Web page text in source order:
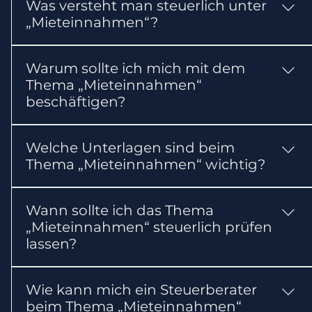
und steuerlichen Folgen prüfen, die benötigten
Unterlagen zusammenstellen und erforderliche
Was versteht man steuerlich unter
„Mieteinnahmen“?
steuerlich zu erklären.
Warum sollte ich mich mit dem
Thema „Mieteinnahmen“
beschäftigen?
oder Ihre Steuerbelastung beeinflussen. Für die
erste Einordnung gilt: Einnahmen aus
Welche Unterlagen sind beim
Thema „Mieteinnahmen“ wichtig?
Zahlungseingänge bereithalten. Abhängig vom
Einzelfall können weitere Nachweise erforderlich
sein.
Wann sollte ich das Thema
„Mieteinnahmen“ steuerlich prüfen
lassen?
in jedem Fall vor wichtigen Entscheidungen
oder gesetzlichen Fristen prüfen. So können
Wie kann mich ein Steuerberater
beim Thema „Mieteinnahmen“